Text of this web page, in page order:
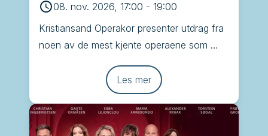
08. nov. 2026, 17:00 - 19:00
Kristiansand Operakor presenter utdrag fra
noen av de mest kjente operaene som
Les mer